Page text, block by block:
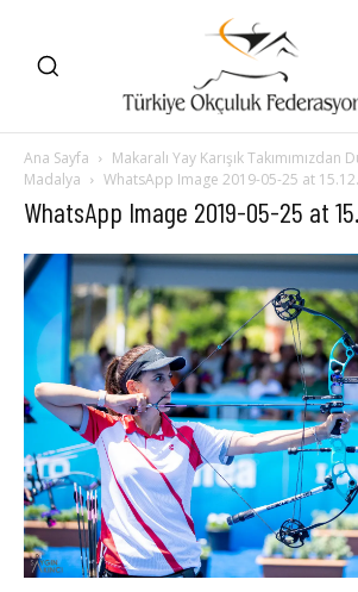
Ana Sayfa
Makaralı Yay Karışık
Madalya
WhatsApp Image 2019-05-25 at
WhatsApp Image 2019-05-25 at